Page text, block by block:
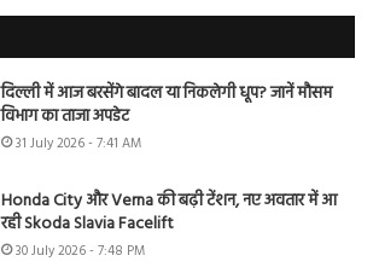
दिल्ली में आज बरसेंगे बादल या निकलेगी धूप? जानें मौसम
विभाग का ताजा अपडेट
31 July 2026 - 7:41 AM
Honda City और Verna की बढ़ी टेंशन, नए अवतार में आ
रही Skoda Slavia Facelift
30 July 2026 - 7:48 PM